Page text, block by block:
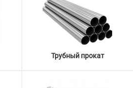
Трубный прокат